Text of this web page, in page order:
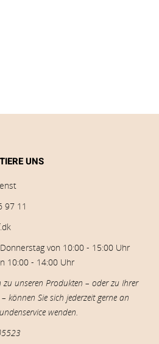
UNS
97 11
von 10:00 - 15:00 Uhr
10:00 - 14:00 Uhr
zu unseren Produkten – oder zu Ihrer
können Sie sich jederzeit gerne an
wenden.